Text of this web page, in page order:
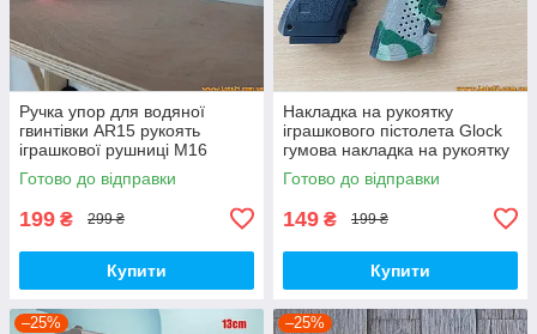
Ручка упор для водяної
гвинтівки AR15 рукоять
іграшкової рушниці М16
пістолетна ручка для гель
балстера скін cs
Готово до відправки
199 ₴ 299 ₴
Купити
Накладка на рукоятку
іграшкового пістолета Glock
гумова накладка на рукоятку
водяного пістолета захист
для пістолетної рукоятки
Готово до відправки
149 ₴ 199 ₴
Купити
–25% –25%